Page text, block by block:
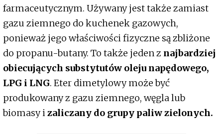
farmaceutycznym. Używany jest także zamiast
gazu ziemnego do kuchenek gazowych,
ponieważ jego właściwości fizyczne są zbliżone
do propanu-butany. To także jeden z najbardziej
obiecujących substytutów oleju napędowego,
LPG i LNG. Eter dimetylowy może być
produkowany z gazu ziemnego, węgla lub
biomasy izaliczany do grupy paliw zielonych.